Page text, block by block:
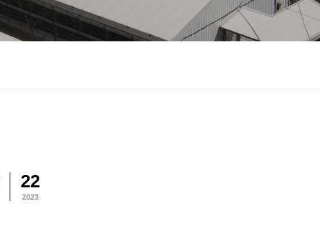
22
2023